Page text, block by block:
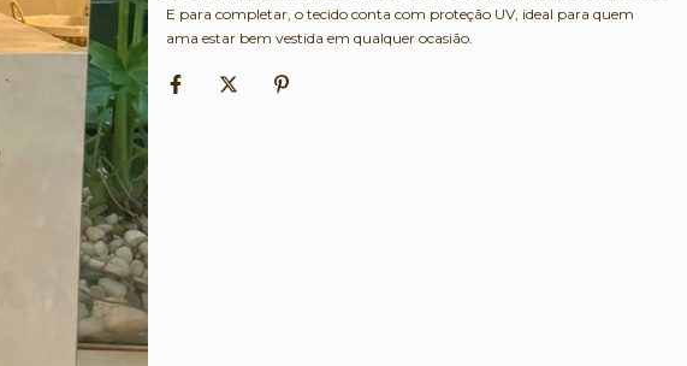
E para completar, o tecido conta com proteção UV, ideal para quem
ama estar bem vestida em qualquer ocasião.